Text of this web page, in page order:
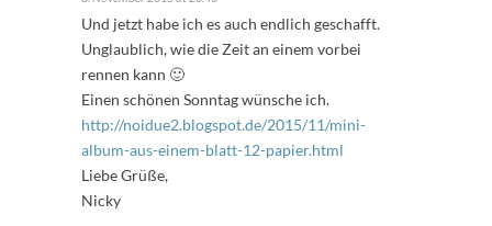
Und jetzt habe ich es auch endlich geschafft.
Unglaublich, wie die Zeit an einem vorbei
rennen kann 🙂
Einen schönen Sonntag wünsche ich.
http://noidue2.blogspot.de/2015/11/mini-
album-aus-einem-blatt-12-papier.html
Liebe Grüße,
Nicky